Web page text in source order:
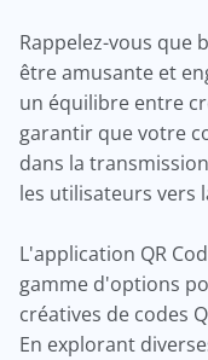
Rappelez-vous que
être amusante et
un équilibre entre
garantir que votre
dans la
les utilisateurs vers
L'application QR
gamme d'options
créatives de codes
En explorant